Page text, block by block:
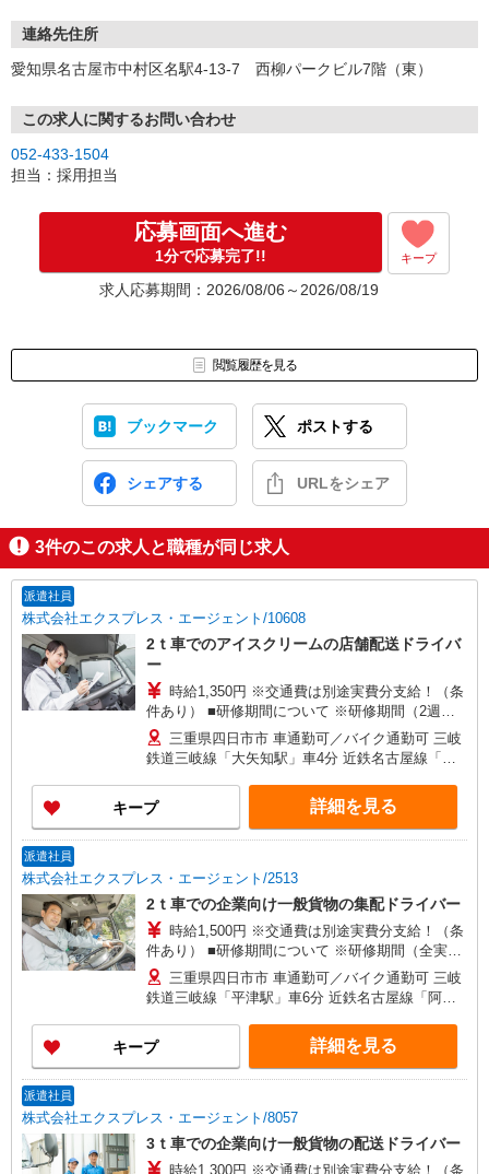
連絡先住所
愛知県名古屋市中村区名駅4-13-7 西柳パークビル7階（東）
この求人に関するお問い合わせ
052-433-1504
担当：採用担当
応募画面へ進む
1分で応募完了!! キープ
求人応募期間：2026/08/06～2026/08/19
閲覧履歴を見る
ブックマーク ポストする
シェアする URLをシェア
3件のこの求人と職種が同じ求人
派遣社員
株式会社エクスプレス・エージェント/10608
2ｔ車でのアイスクリームの店舗配送ドライバ
ー
時給1,350円 ※交通費は別途実費分支給！（条
件あり） ■研修期間について ※研修期間（2週
間〜1ヶ月程）は、時給1,250円（日収10,000
円〜）となります。
三重県四日市市 車通勤可／バイク通勤可 三岐
鉄道三岐線「大矢知駅」車4分 近鉄名古屋線「霞
キープ 詳細を見る
派遣社員
株式会社エクスプレス・エージェント/2513
2ｔ車での企業向け一般貨物の集配ドライバー
時給1,500円 ※交通費は別途実費分支給！（条
件あり） ■研修期間について ※研修期間（全実働
40日）のうち、 就業日数により業務内容・給与が
変動します。 1）就業開始〜実働12日間（助手業
務） →時給1,360円（日収10,800円〜） 2）実働
13日目〜実働40日間（ドライバー） →時給1,440
円（日収11,520円〜）
三重県四日市市 車通勤可／バイク通勤可 三岐
鉄道三岐線「平津駅」車6分 近鉄名古屋線「阿倉
キープ 詳細を見る
派遣社員
株式会社エクスプレス・エージェント/8057
3ｔ車での企業向け一般貨物の配送ドライバー
時給1,300円 ※交通費は別途実費分支給！（条